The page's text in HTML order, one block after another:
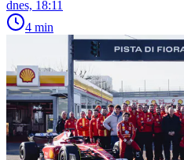
dnes, 18:11
4 min